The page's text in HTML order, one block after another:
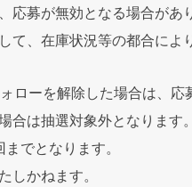
募が無効となる場合があ
、在庫状況等の都合によ
ローを解除した場合は、応
は抽選対象外となります。
までとなります。
かねます。